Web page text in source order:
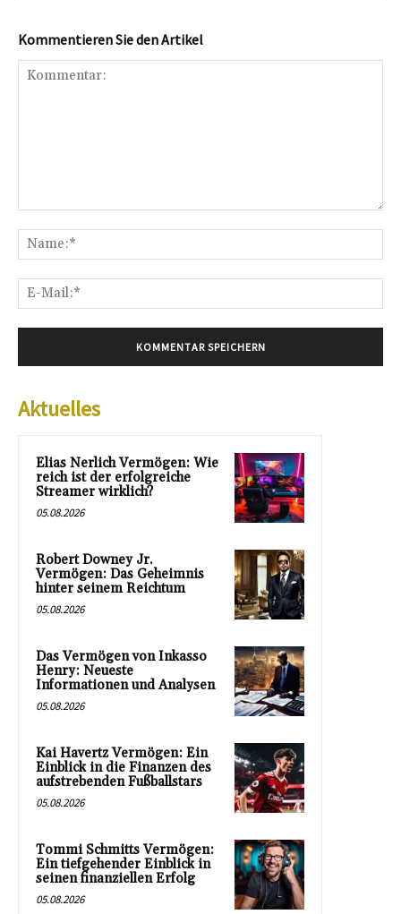
Kommentieren Sie den Artikel
Aktuelles
Elias Nerlich Vermögen: Wie
reich ist der erfolgreiche
Streamer wirklich?
05.08.2026
Robert Downey Jr.
Vermögen: Das Geheimnis
hinter seinem Reichtum
05.08.2026
Das Vermögen von Inkasso
Henry: Neueste
Informationen und Analysen
05.08.2026
Kai Havertz Vermögen: Ein
Einblick in die Finanzen des
aufstrebenden Fußballstars
05.08.2026
Tommi Schmitts Vermögen:
Ein tiefgehender Einblick in
seinen finanziellen Erfolg
05.08.2026